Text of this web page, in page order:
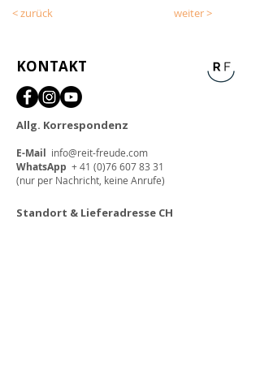
< zurück
weiter >
KONTAKT
Allg. Korrespondenz
E-Mail info@reit-freude.com
WhatsApp +41 (0)76 607 83 31
(nur per Nachricht, keine Anrufe)
Standort & Lieferadresse CH